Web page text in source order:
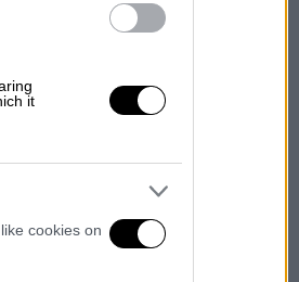
it
cookies on
και